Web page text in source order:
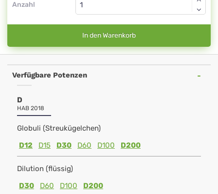
Anzahl
In den Warenkorb
Verfügbare Potenzen
D
HAB 2018
Globuli (Streukügelchen)
D12
D15 D30 D60 D100 D200
Dilution (flüssig)
D30
D60 D100 D200